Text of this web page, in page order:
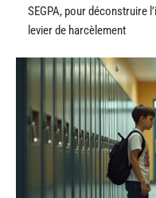
SEGPA, pour déconstruire
levier de harcèlement